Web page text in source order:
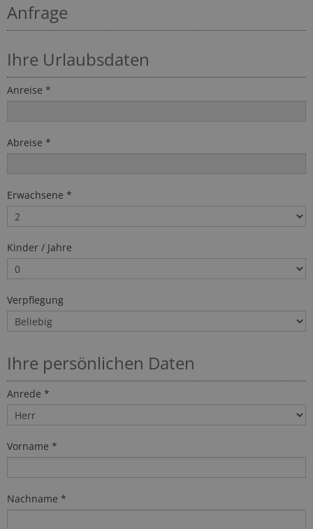
Anfrage
Ihre Urlaubsdaten
Anreise *
Abreise *
Erwachsene *
Kinder / Jahre
Verpflegung
Ihre persönlichen Daten
Anrede *
Vorname *
Nachname *